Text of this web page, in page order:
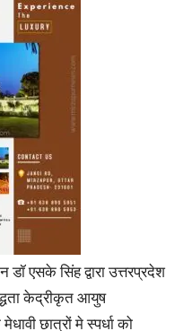
एसके सिंह द्वारा उत्तरप्रदेश
केद्रीकृत आयुष
छात्रों मे स्पर्धा को